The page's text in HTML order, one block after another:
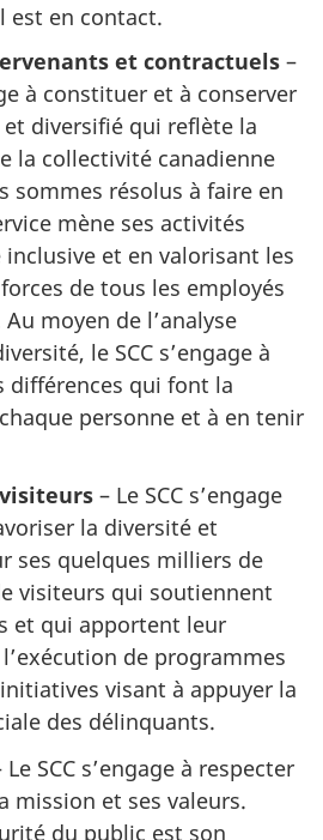
est en contact.
et contractuels –
à constituer et à conserver
diversifié qui reflète la
la collectivité canadienne
sommes résolus à faire en
mène ses activités
inclusive et en valorisant les
de tous les employés
moyen de l’analyse
le SCC s’engage à
différences qui font la
personne et à en tenir
– Le SCC s’engage
la diversité et
ses quelques milliers de
visiteurs qui soutiennent
et qui apportent leur
de programmes
visant à appuyer la
des délinquants.
Le SCC s’engage à respecter
mission et ses valeurs.
du public est son